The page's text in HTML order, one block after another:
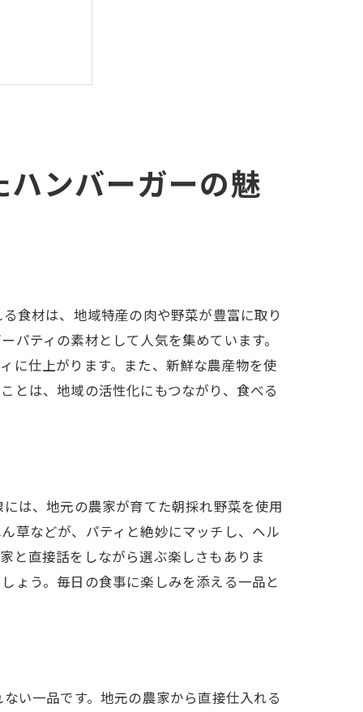
ンバーガーの魅
食材は、地域特産の肉や野菜が豊富に取り
ティの素材として人気を集めています。
に仕上がります。また、新鮮な農産物を使
とは、地域の活性化にもつながり、食べる
は、地元の農家が育てた朝採れ野菜を使用
草などが、パティと絶妙にマッチし、ヘル
と直接話をしながら選ぶ楽しさもありま
ょう。毎日の食事に楽しみを添える一品と
い一品です。地元の農家から直接仕入れる